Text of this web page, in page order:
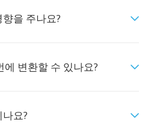
을 주나요?
변환할 수 있나요?
요?